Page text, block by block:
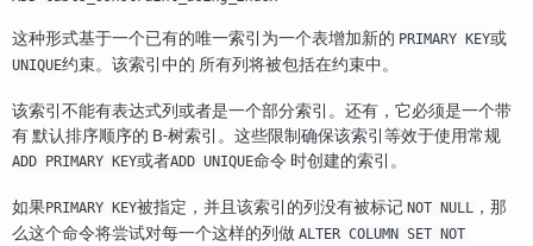
这种形式基于一个已有的唯一索引为一个表增加新的 PRIMARY KEY或
UNIQUE约束。该索引中的 所有列将被包括在约束中。
该索引不能有表达式列或者是一个部分索引。还有，它必须是一个带
有 默认排序顺序的 B-树索引。这些限制确保该索引等效于使用常规
ADD PRIMARY KEY或者ADD UNIQUE命令 时创建的索引。
如果PRIMARY KEY被指定，并且该索引的列没有被标记 NOT NULL ，那
么这个命令将尝试对每一个这样的列做 ALTER COLUMN SET NOT